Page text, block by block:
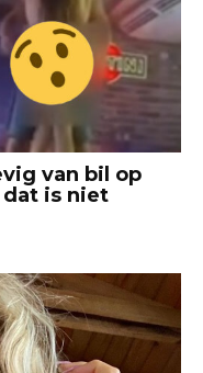
van bil op
dat is niet